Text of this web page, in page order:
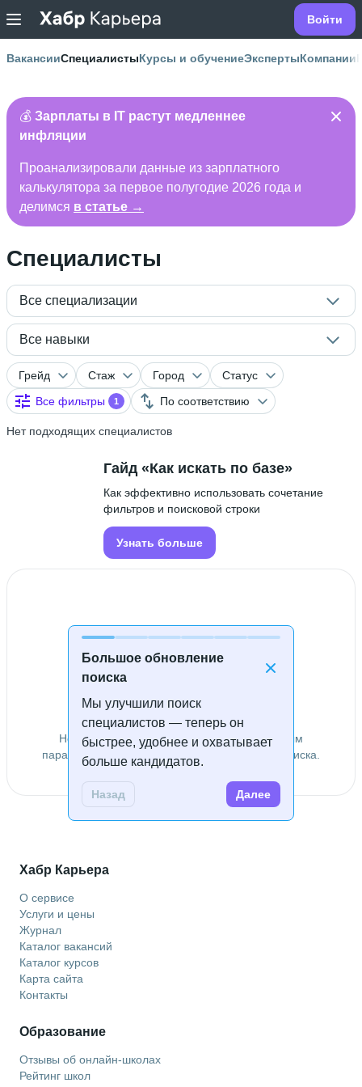
Войти
ВакансииСпециалистыКурсы и обучениеЭкспертыКомпании
💰 Зарплаты в IT растут медленнее
инфляции
Проанализировали данные из зарплатного
калькулятора за первое полугодие 2026 года и
делимся в статье →
Специалисты
Все специализации
Все навыки
Грейд Стаж Город
Статус
Все фильтры
1 По соответствию
Нет подходящих специалистов
Большое обновление
поиска
Мы улучшили поиск
специалистов — теперь он
быстрее, удобнее и охватывает
больше кандидатов.
Назад Далее
Гайд «Как искать по базе»
Как эффективно использовать сочетание
фильтров и поисковой строки
Узнать больше
Специалисты не найдены
Не удалось найти специалистов по заданным
параметрам. Попробуйте изменить условия поиска.
Хабр Карьера
О сервисе
Услуги и цены
Журнал
Каталог вакансий
Каталог курсов
Карта сайта
Контакты
Образование
Отзывы об онлайн-школах
Рейтинг школ